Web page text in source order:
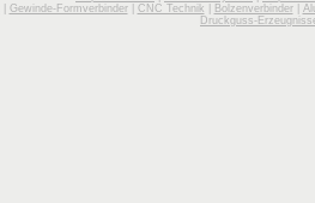
Gewinde-Formverbinder| CNC Technik Bolzenverbinder|
Druckguss-